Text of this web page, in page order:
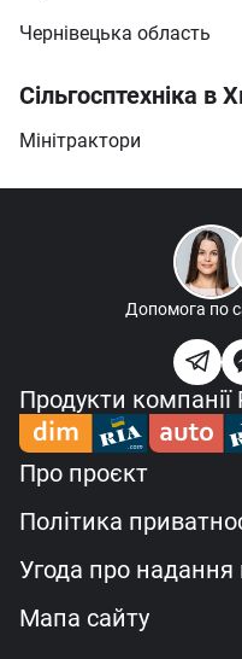
Чернівецька область
Сільгосптехніка в
Мінітрактори
Допомога по
Продукти компанії
Про проєкт
Політика
Угода про надання
Мапа сайту